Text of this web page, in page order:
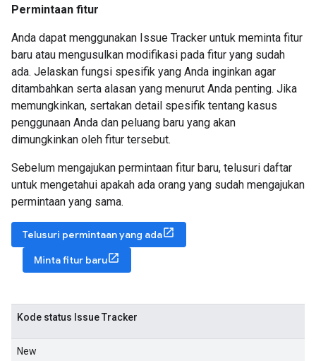
Permintaan fitur
Anda dapat menggunakan Issue Tracker untuk meminta fitur
baru atau mengusulkan modifikasi pada fitur yang sudah
ada. Jelaskan fungsi spesifik yang Anda inginkan agar
ditambahkan serta alasan yang menurut Anda penting. Jika
memungkinkan, sertakan detail spesifik tentang kasus
penggunaan Anda dan peluang baru yang akan
dimungkinkan oleh fitur tersebut.
Sebelum mengajukan permintaan fitur baru, telusuri daftar
untuk mengetahui apakah ada orang yang sudah mengajukan
permintaan yang sama.
Telusuri permintaan yang ada
Minta fitur baru
Kode status Issue Tracker
New